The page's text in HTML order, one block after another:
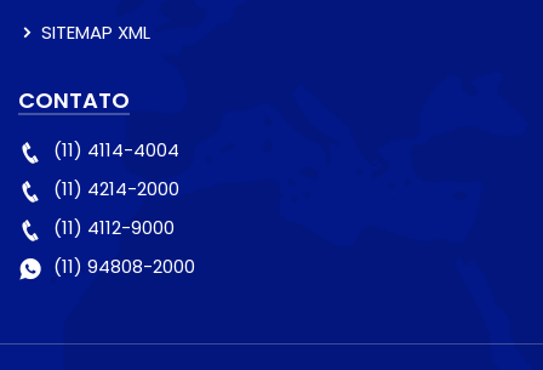
SITEMAP XML
CONTATO
(11) 4114-4004
(11) 4214-2000
(11) 4112-9000
(11) 94808-2000